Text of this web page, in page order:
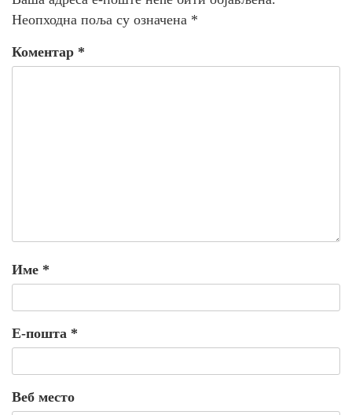
Неопходна поља су означена *
Коментар *
Име *
Е-пошта *
Веб место